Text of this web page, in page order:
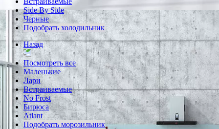
Side By Side
Черные
Подобрать холодильник
Назад
Посмотреть все
Маленькие
Лари
Встраиваемые
No Frost
Бирюса
Atlant
Подобрать морозильник